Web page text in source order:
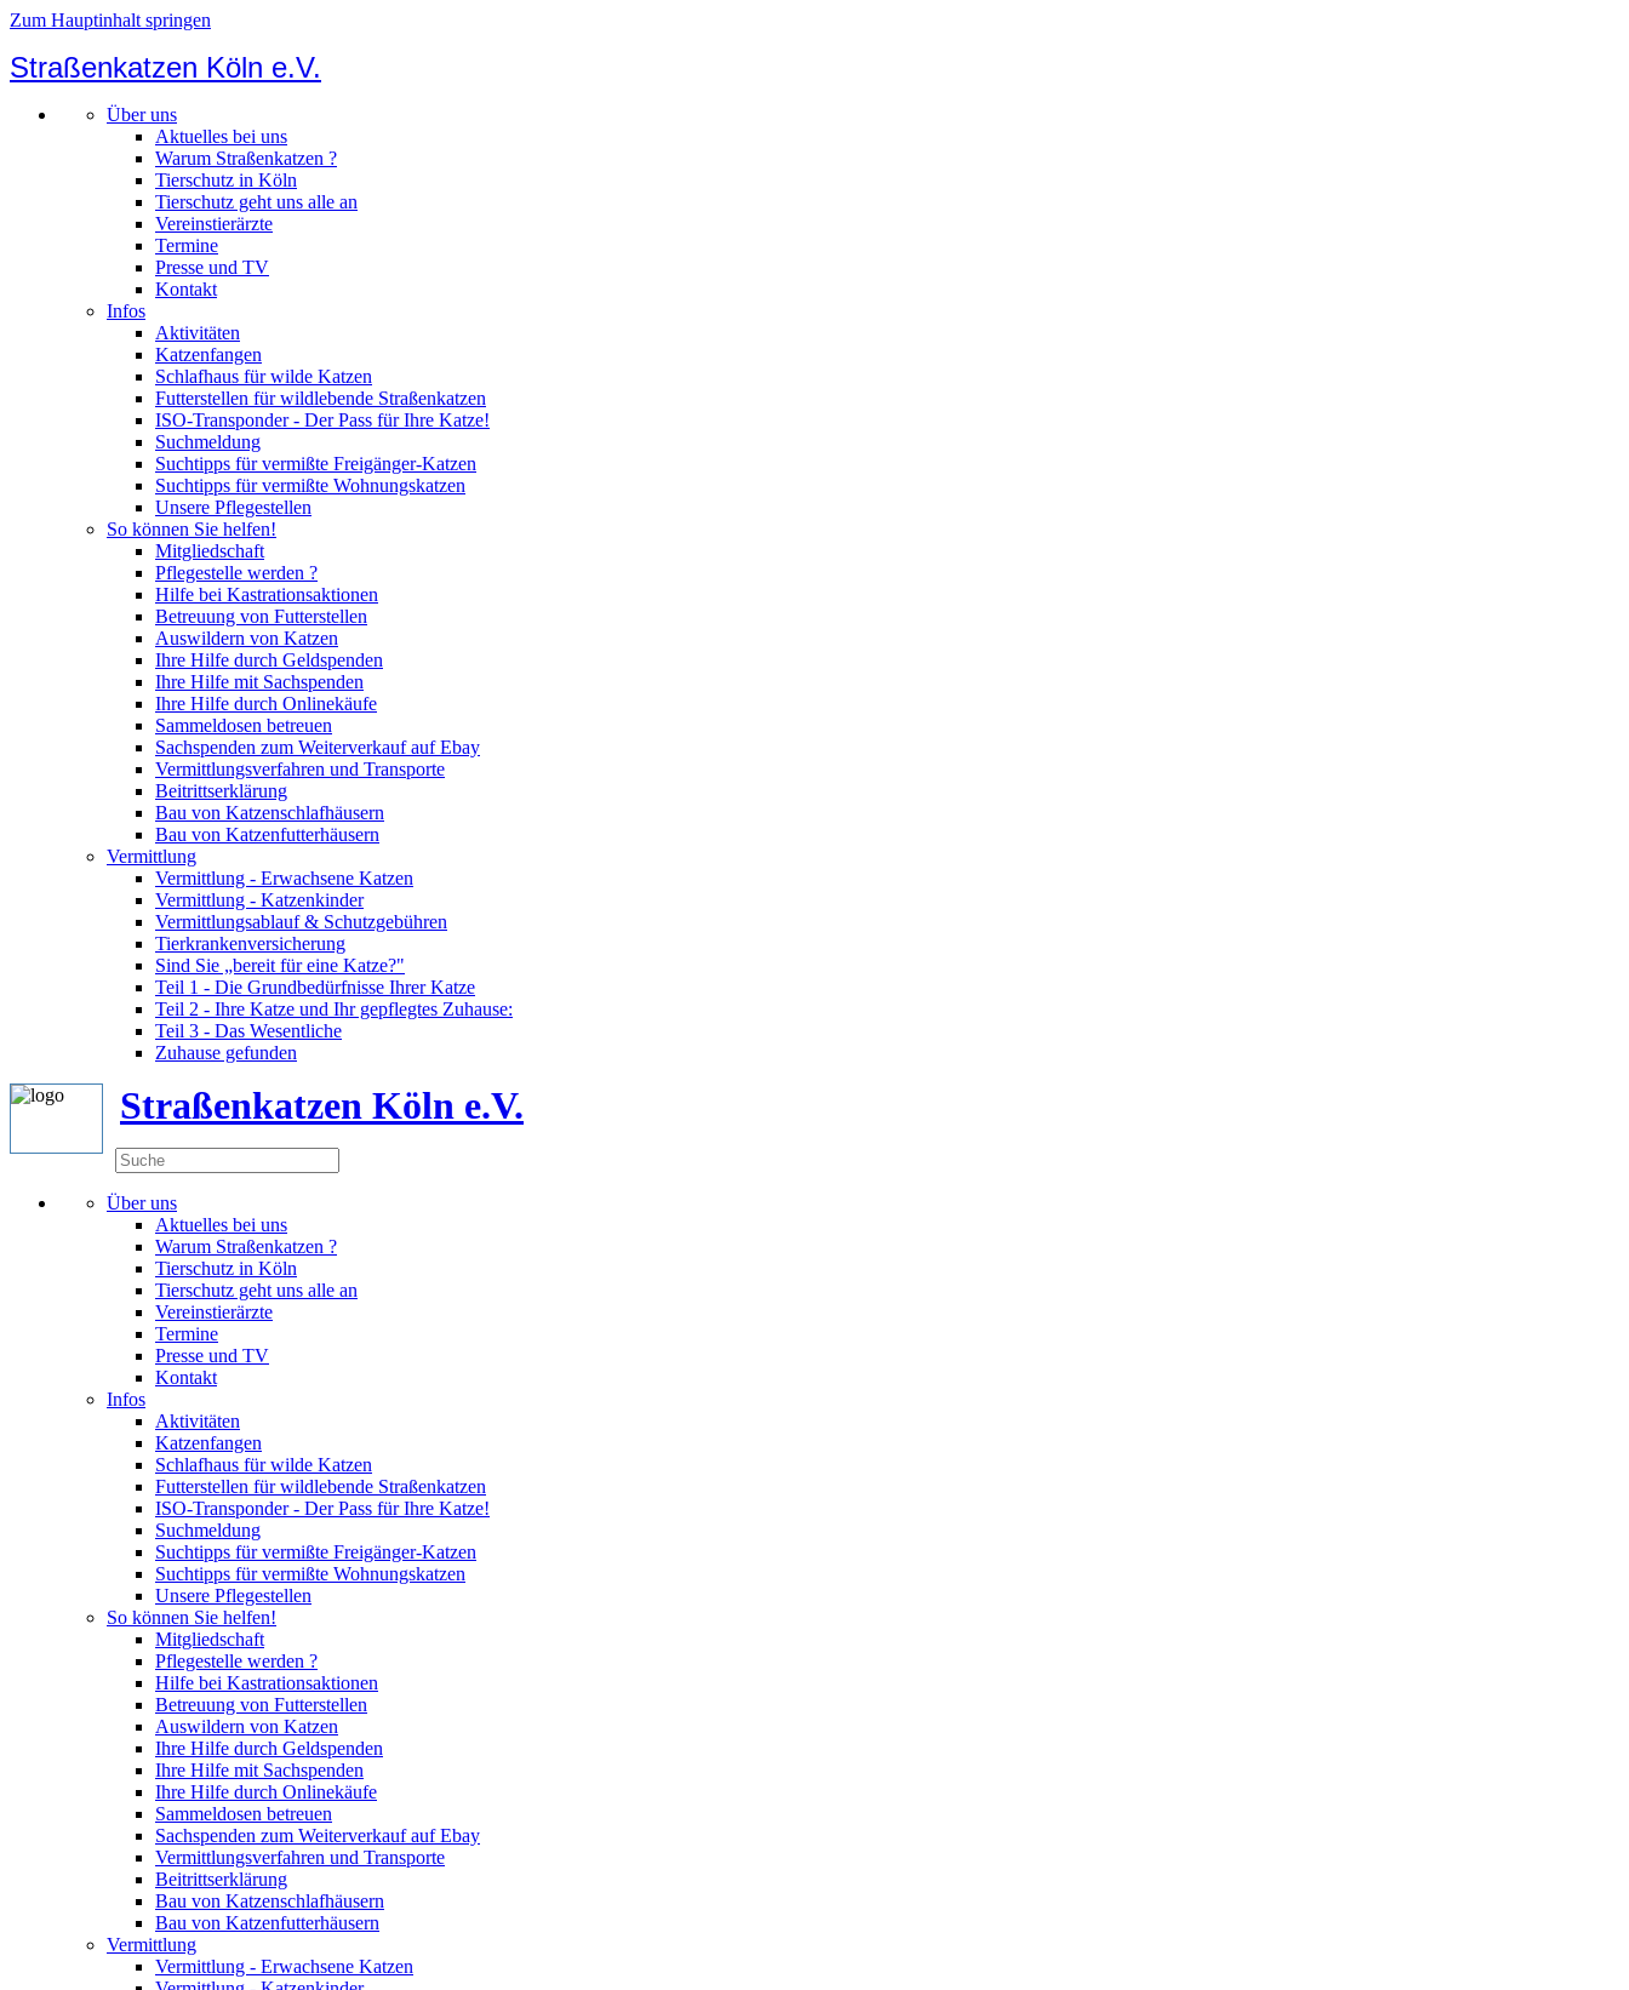
Zum Hauptinhalt springen
Straßenkatzen Köln e.V.
Über uns
Aktuelles bei uns
Warum Straßenkatzen ?
Tierschutz in Köln
Tierschutz geht uns alle an
Vereinstierärzte
Termine
Presse und TV
Kontakt
Infos
Aktivitäten
Katzenfangen
Schlafhaus für wilde Katzen
Futterstellen für wildlebende Straßenkatzen
ISO-Transponder - Der Pass für Ihre Katze!
Suchmeldung
Suchtipps für vermißte Freigänger-Katzen
Suchtipps für vermißte Wohnungskatzen
Unsere Pflegestellen
So können Sie helfen!
Mitgliedschaft
Pflegestelle werden ?
Hilfe bei Kastrationsaktionen
Betreuung von Futterstellen
Auswildern von Katzen
Ihre Hilfe durch Geldspenden
Ihre Hilfe mit Sachspenden
Ihre Hilfe durch Onlinekäufe
Sammeldosen betreuen
Sachspenden zum Weiterverkauf auf Ebay
Vermittlungsverfahren und Transporte
Beitrittserklärung
Bau von Katzenschlafhäusern
Bau von Katzenfutterhäusern
Vermittlung
Vermittlung - Erwachsene Katzen
Vermittlung - Katzenkinder
Vermittlungsablauf & Schutzgebühren
Tierkrankenversicherung
Sind Sie „bereit für eine Katze?"
Teil 1 - Die Grundbedürfnisse Ihrer Katze
Teil 2 - Ihre Katze und Ihr gepflegtes Zuhause:
Teil 3 - Das Wesentliche
Zuhause gefunden
Straßenkatzen Köln e.V.
Über uns
Aktuelles bei uns
Warum Straßenkatzen ?
Tierschutz in Köln
Tierschutz geht uns alle an
Vereinstierärzte
Termine
Presse und TV
Kontakt
Infos
Aktivitäten
Katzenfangen
Schlafhaus für wilde Katzen
Futterstellen für wildlebende Straßenkatzen
ISO-Transponder - Der Pass für Ihre Katze!
Suchmeldung
Suchtipps für vermißte Freigänger-Katzen
Suchtipps für vermißte Wohnungskatzen
Unsere Pflegestellen
So können Sie helfen!
Mitgliedschaft
Pflegestelle werden ?
Hilfe bei Kastrationsaktionen
Betreuung von Futterstellen
Auswildern von Katzen
Ihre Hilfe durch Geldspenden
Ihre Hilfe mit Sachspenden
Ihre Hilfe durch Onlinekäufe
Sammeldosen betreuen
Sachspenden zum Weiterverkauf auf Ebay
Vermittlungsverfahren und Transporte
Beitrittserklärung
Bau von Katzenschlafhäusern
Bau von Katzenfutterhäusern
Vermittlung
Vermittlung - Erwachsene Katzen